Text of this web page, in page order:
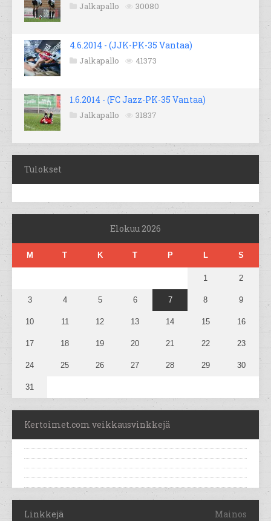
Jalkapallo 30080
4.6.2014 - (JJK-PK-35 Vantaa)
Jalkapallo 41373
1.6.2014 - (FC Jazz-PK-35 Vantaa)
Jalkapallo 31837
Tulokset
Elokuu 2026
M T K T P L S
1 2
3 4 5 6 7 8 9
10 11 12 13 14 15 16
17 18 19 20 21 22 23
24 25 26 27 28 29 30
31
Kertoimet.com veikkausvinkkejä
Linkkejä Mainos